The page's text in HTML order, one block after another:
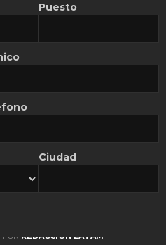
REDACCIÓN LATAM
ES NOTICIA
POR REDACCIÓN LATAM
Puesto
Ciudad